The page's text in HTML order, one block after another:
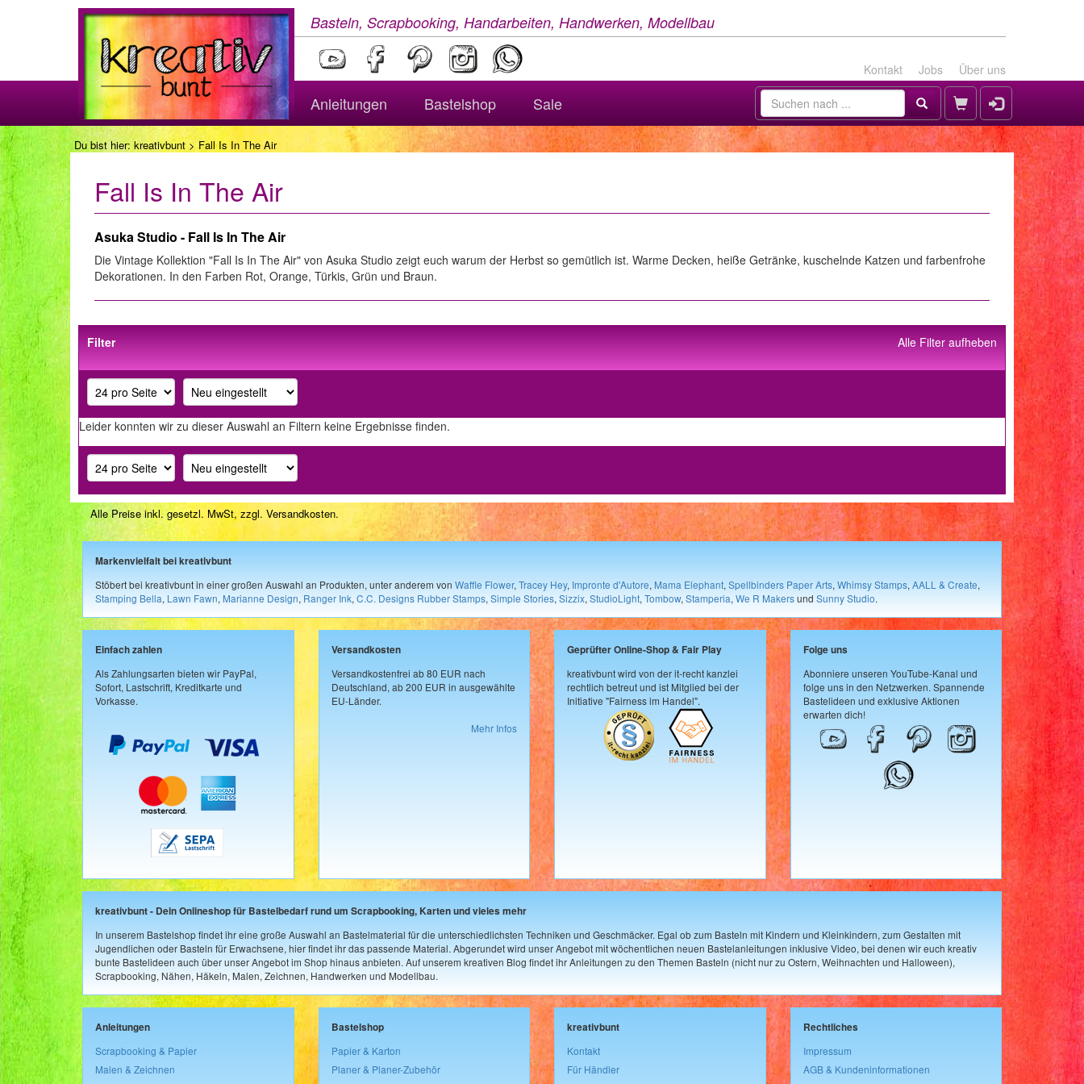
Basteln, Scrapbooking, Handarbeiten, Handwerken, Modellbau
Kontakt Jobs Über uns
Anleitungen Bastelshop Sale
Du bist hier: kreativbunt > Fall Is In The Air
Fall Is In The Air
Asuka Studio - Fall Is In The Air
Die Vintage Kollektion "Fall Is In The Air" von Asuka Studio zeigt euch warum der Herbst so gemütlich ist. Warme Decken, heiße Getränke, kuschelnde Katzen und farbenfrohe
Dekorationen. In den Farben Rot, Orange, Türkis, Grün und Braun.
Alle Filter aufheben
Filter
Leider konnten wir zu dieser Auswahl an Filtern keine Ergebnisse finden.
Alle Preise inkl. gesetzl. MwSt, zzgl. Versandkosten.
Markenvielfalt bei kreativbunt
Stöbert bei kreativbunt in einer großen Auswahl an Produkten, unter anderem von Waffle Flower, Tracey Hey, Impronte d'Autore, Mama Elephant, Spellbinders Paper Arts, Whimsy Stamps, AALL & Create,
Stamping Bella, Lawn Fawn, Marianne Design, Ranger Ink, C.C. Designs Rubber Stamps, Simple Stories, Sizzix, StudioLight, Tombow, Stamperia, We R Makersund Sunny Studio.
Einfach zahlen
Als Zahlungsarten bieten wir PayPal,
Sofort, Lastschrift, Kreditkarte und
Vorkasse.
Versandkosten
Versandkostenfrei ab 80 EUR nach
Deutschland, ab 200 EUR in ausgewählte
EU-Länder.
Mehr Infos
Geprüfter Online-Shop & Fair Play
kreativbunt wird von der it-recht kanzlei
rechtlich betreut und ist Mitglied bei der
Initiative "Fairness im Handel".
Folge uns
Abonniere unseren YouTube-Kanal und
folge uns in den Netzwerken. Spannende
Bastelideen und exklusive Aktionen
erwarten dich!
kreativbunt - Dein Onlineshop für Bastelbedarf rund um Scrapbooking, Karten und vieles mehr
In unserem Bastelshop findet ihr eine große Auswahl an Bastelmaterial für die unterschiedlichsten Techniken und Geschmäcker. Egal ob zum Basteln mit Kindern und Kleinkindern, zum Gestalten mit
Jugendlichen oder Basteln für Erwachsene, hier findet ihr das passende Material. Abgerundet wird unser Angebot mit wöchentlichen neuen Bastelanleitungen inklusive Video, bei denen wir euch kreativ
bunte Bastelideen auch über unser Angebot im Shop hinaus anbieten. Auf unserem kreativen Blog findet ihr Anleitungen zu den Themen Basteln (nicht nur zu Ostern, Weihnachten und Halloween),
Scrapbooking, Nähen, Häkeln, Malen, Zeichnen, Handwerken und Modellbau.
Anleitungen
Scrapbooking & Papier
Malen & Zeichnen
Bastelshop
Papier & Karton
Planer & Planer-Zubehör
kreativbunt
Kontakt
Für Händler
Rechtliches
Impressum
AGB & Kundeninformationen